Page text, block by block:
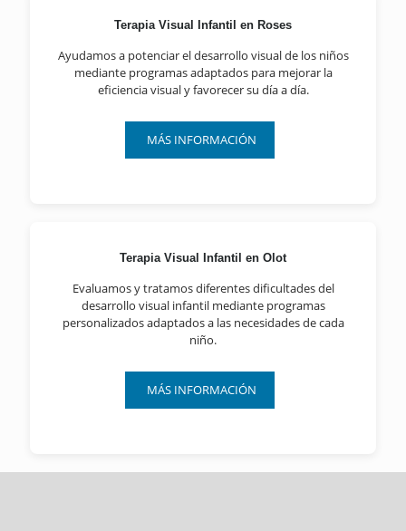
Terapia Visual Infantil en Roses
Ayudamos a potenciar el desarrollo visual de los niños
mediante programas adaptados para mejorar la
eficiencia visual y favorecer su día a día.
MÁS INFORMACIÓN
Terapia Visual Infantil en Olot
Evaluamos y tratamos diferentes dificultades del
desarrollo visual infantil mediante programas
personalizados adaptados a las necesidades de cada
niño.
MÁS INFORMACIÓN